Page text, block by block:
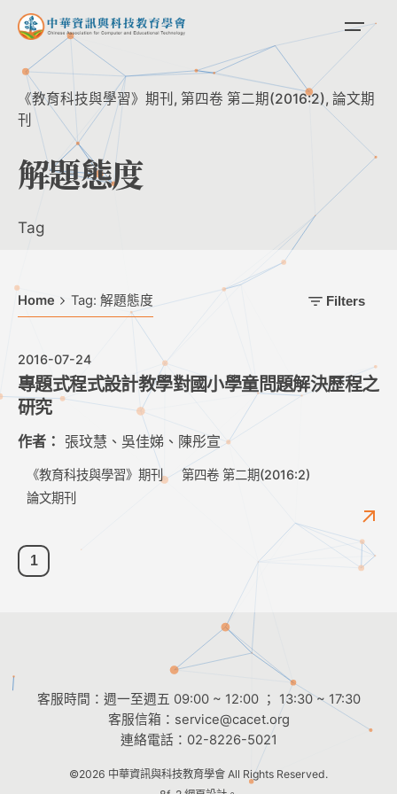
Skip
content
《教育科技與學習》期刊 第四卷 第二期(2016:2) 論文期
刊
解題態度
Tag
Home Tag: 解題態度 Filters
2016-07-24
專題式程式設計教學對國小學童問題解決歷程之
研究
作者： 張玟慧、吳佳娣、陳彤宣
《教育科技與學習》期刊
第四卷 第二期(2016:2)
論文期刊
1
客服時間：週一至週五 09:00 ~ 12:00 ； 13:30 ~ 17:30
客服信箱： service@cacet.org
連絡電話： 02-8226-5021
©2026 中華資訊與科技教育學會 All Rights Reserved.